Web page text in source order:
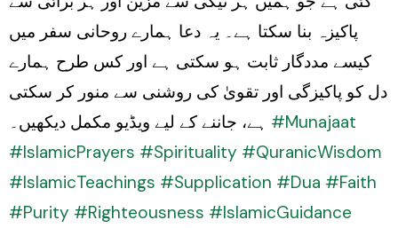
پاکیزہ بنا سکتا ہے۔ یہ دعا ہمارے روحانی سفر میں
کیسے مددگار ثابت ہو سکتی ہے اور کس طرح ہمارے
دل کو پاکیزگی اور تقویٰ کی روشنی سے منور کر سکتی
#Munajaat
#IslamicPrayers #Spirituality #QuranicWisdom
#IslamicTeachings #Supplication #Dua #Faith
#Purity #Righteousness #IslamicGuidance